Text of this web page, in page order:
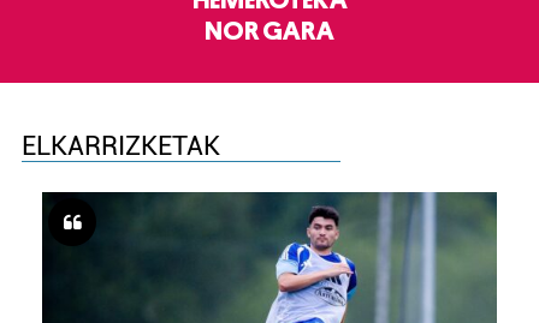
NOR GARA
ELKARRIZKETAK